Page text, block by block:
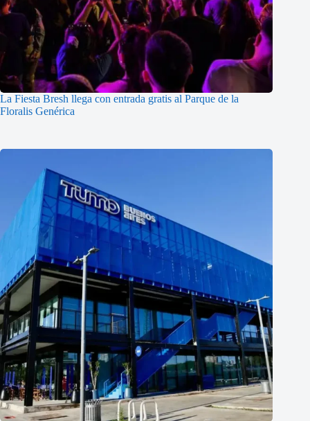
La Fiesta Bresh llega con entrada gratis al Parque de la
Floralis Genérica